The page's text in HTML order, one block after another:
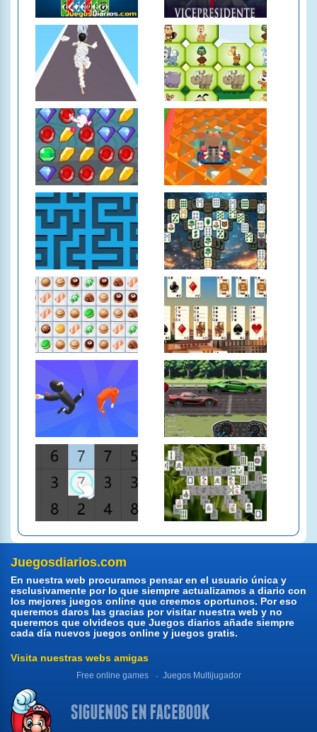
Juegosdiarios.com
En nuestra web procuramos pensar en el usuario única y
esclusivamente por lo que siempre actualizamos a diario con
los mejores juegos online que creemos oportunos. Por eso
queremos daros las gracias por visitar nuestra web y no
queremos que olvideos que Juegos diarios añade siempre
cada día nuevos juegos online y juegos gratis.
Visita nuestras webs amigas
Free online games Juegos Multijugador